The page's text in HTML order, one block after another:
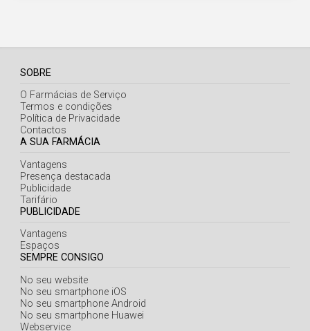
SOBRE
O Farmácias de Serviço
Termos e condições
Política de Privacidade
Contactos
A SUA FARMÁCIA
Vantagens
Presença destacada
Publicidade
Tarifário
PUBLICIDADE
Vantagens
Espaços
SEMPRE CONSIGO
No seu website
No seu smartphone iOS
No seu smartphone Android
No seu smartphone Huawei
Webservice